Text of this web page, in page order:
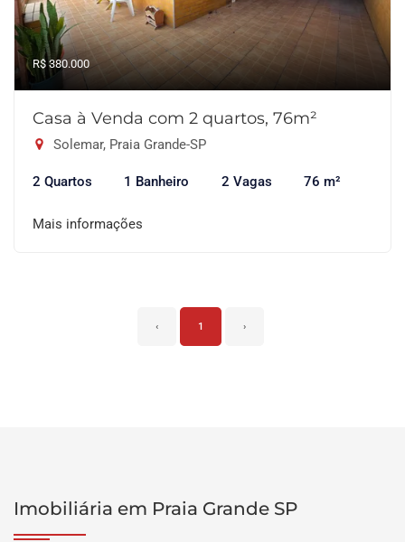
R$ 380.000
Casa à Venda com 2 quartos, 76m²
Solemar, Praia Grande-SP
2 Quartos 1 Banheiro 2 Vagas 76 m²
Mais informações
‹ 1 ›
Imobiliária em Praia Grande SP